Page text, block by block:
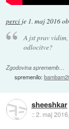
perci je 1. maj 2016
A jst prav
odlocitve?
Zgodovina sprememb…
spremenilo:
sheeshkar
::2. maj